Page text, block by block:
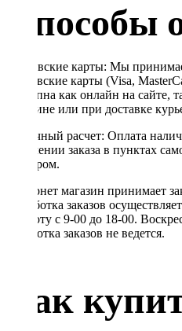
Способы
Банковские карты: Мы
банковские карты (Visa,
доступна как онлайн на сайте,
магазине или при доставке
Наличный расчет: Оплата
получении заказа в пунктах
курьером.
Интернет магазин принимает
Обработка заказов
Субботу с 9-00 до 18-00.
обработка заказов не ведется.
Как